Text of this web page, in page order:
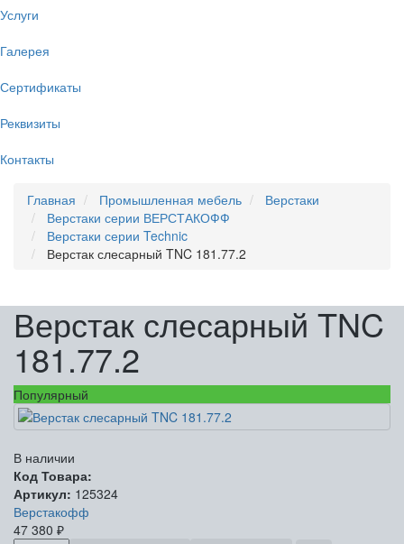
Услуги
Галерея
Сертификаты
Реквизиты
Контакты
Главная Промышленная мебель
Верстаки
Верстаки серии ВЕРСТАКОФФ
Верстаки серии Technic
Верстак слесарный TNC 181.77.2
Верстак слесарный TNC
181.77.2
Популярный
В наличии
Код Товара:
Артикул: 125324
Верстакофф
47 380 ₽